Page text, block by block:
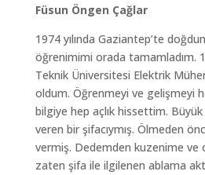
Füsun Öngen Çağlar
1974 yılında Gaziantep’te
öğrenimimi orada tamamladım.
Teknik Üniversitesi Elektrik
oldum. Öğrenmeyi ve gelişmeyi
bilgiye hep açlık hissettim.
veren bir şifacıymış. Ölmeden
vermiş. Dedemden kuzenime ve
zaten şifa ile ilgilenen ablama